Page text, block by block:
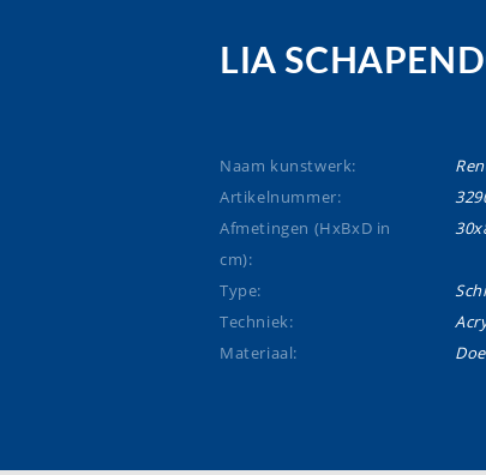
LIA
Naam kunstwerk:
Artikelnummer:
Afmetingen (HxBxD in
cm):
Type:
Techniek:
Materiaal: